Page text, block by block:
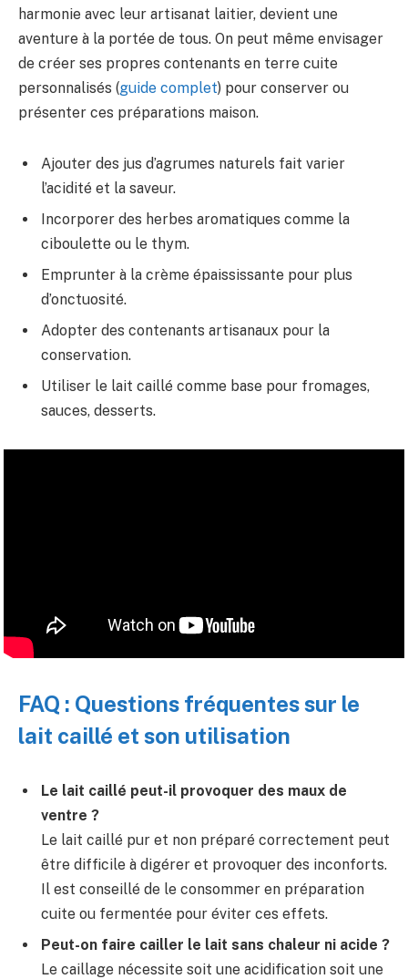
harmonie avec leur artisanat laitier, devient une
aventure à la portée de tous. On peut même envisager
de créer ses propres contenants en terre cuite
personnalisés (guide complet) pour conserver ou
présenter ces préparations maison.
Ajouter des jus d’agrumes naturels fait varier
l’acidité et la saveur.
Incorporer des herbes aromatiques comme la
ciboulette ou le thym.
Emprunter à la crème épaississante pour plus
d’onctuosité.
Adopter des contenants artisanaux pour la
conservation.
Utiliser le lait caillé comme base pour fromages,
sauces, desserts.
FAQ : Questions fréquentes sur le
lait caillé et son utilisation
Le lait caillé peut-il provoquer des maux de
ventre ?
Le lait caillé pur et non préparé correctement peut
être difficile à digérer et provoquer des inconforts.
Il est conseillé de le consommer en préparation
cuite ou fermentée pour éviter ces effets.
Peut-on faire cailler le lait sans chaleur ni acide ?
Le caillage nécessite soit une acidification soit une